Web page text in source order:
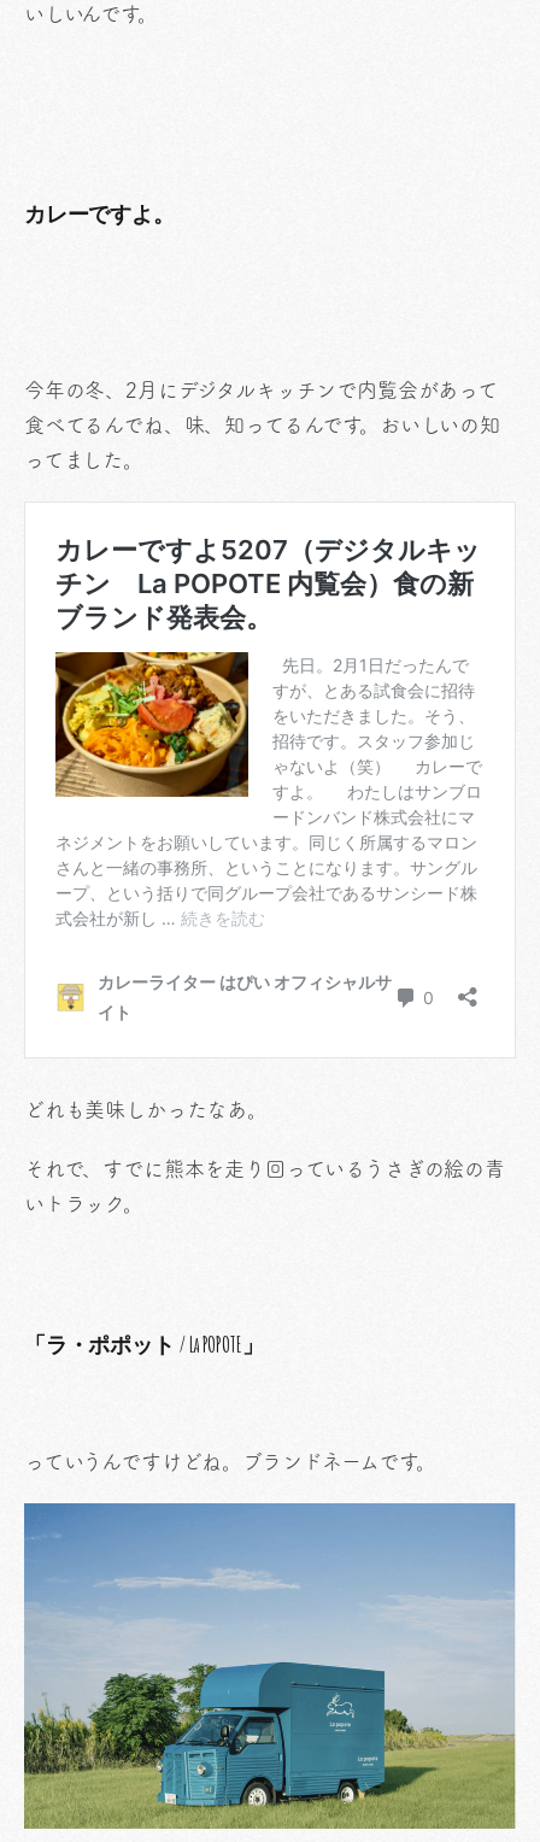
いしいんです。
カレーですよ。
今年の冬、2月にデジタルキッチンで内覧会があって
食べてるんでね、味、知ってるんです。おいしいの知
ってました。
どれも美味しかったなあ。
それで、すでに熊本を走り回っているうさぎの絵の青
いトラック。
「ラ・ポポット / La POPOTE」
っていうんですけどね。ブランドネームです。